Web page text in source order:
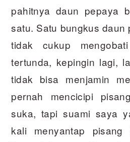
pahitnya daun pepaya
satu. Satu bungkus daun
tidak cukup
tertunda, kepingin lagi,
tidak bisa menjamin
pernah mencicipi
suka, tapi suami saya
kali menyantap